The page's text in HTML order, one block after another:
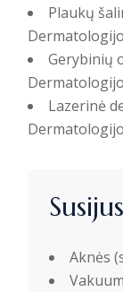
Plaukų
Gerybinių
Lazerinė
Aknės